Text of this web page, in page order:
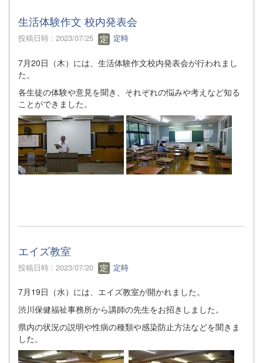
生活体験作文 校内発表会
投稿日時 : 2023/07/25 定時
7月20日（木）には、生活体験作文校内発表会が行われまし
た。
各生徒の体験や意見を聞き、それぞれの悩みや考えなど知る
ことができました。
エイズ教室
投稿日時 : 2023/07/20 定時
7月19日（水）には、エイズ教室が開かれました。
渋川保健福祉事務所から講師の先生をお招きしました。
県内の状況の説明や性病の種類や感染防止方法などを聞きま
した。